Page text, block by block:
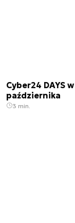
Cyber24 DAYS
października
3 min.